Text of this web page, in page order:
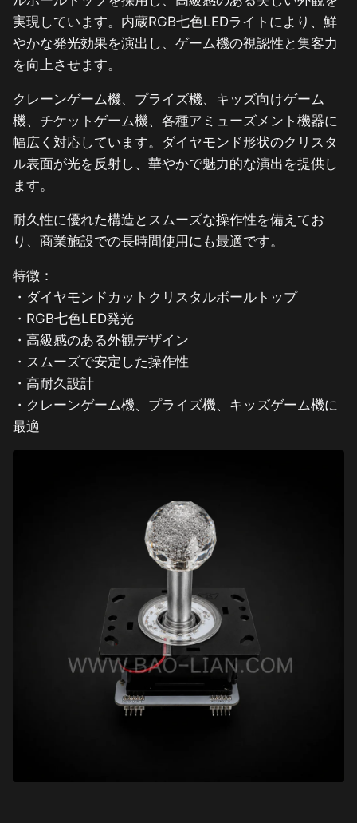
実現しています。内蔵RGB七色LEDライトにより、鮮
やかな発光効果を演出し、ゲーム機の視認性と集客力
を向上させます。
クレーンゲーム機、プライズ機、キッズ向けゲーム
機、チケットゲーム機、各種アミューズメント機器に
幅広く対応しています。ダイヤモンド形状のクリスタ
ル表面が光を反射し、華やかで魅力的な演出を提供し
ます。
耐久性に優れた構造とスムーズな操作性を備えてお
り、商業施設での長時間使用にも最適です。
特徴：
・ダイヤモンドカットクリスタルボールトップ
・RGB七色LED発光
・高級感のある外観デザイン
・スムーズで安定した操作性
・高耐久設計
・クレーンゲーム機、プライズ機、キッズゲーム機に
最適